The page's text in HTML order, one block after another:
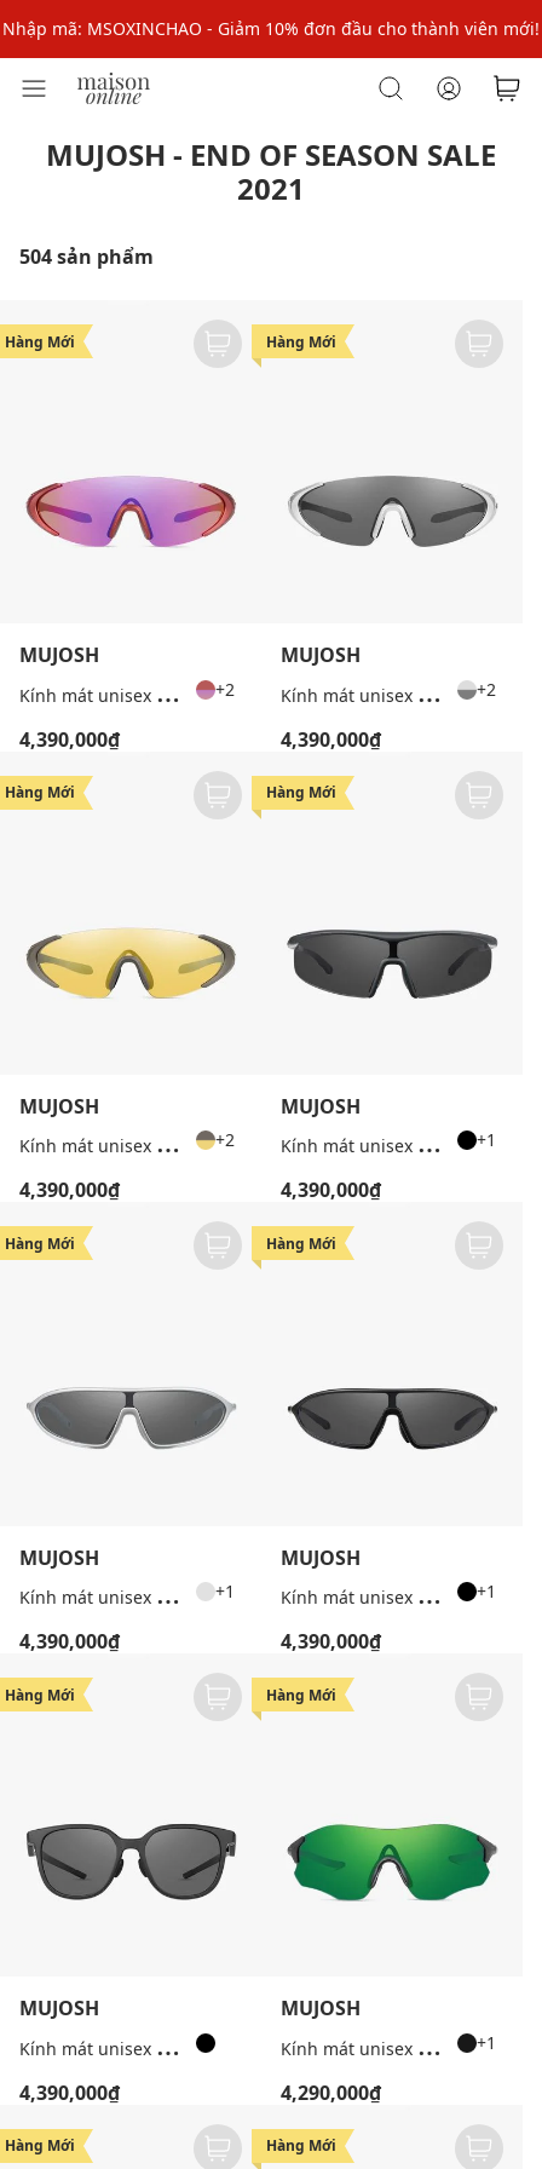
Nhập mã: MSOXINCHAO - Giảm 10% đơn đầu cho thành viên mới!
Nhập mã MSOPAY100: giảm ngay 10% khi thanh toán trực tuyến
MUJOSH - END OF SEASON SALE
2021
504 sản phẩm
Hàng Mới
MUJOSH
K
ính mát unisex gọng oval Wake Up +2
4,390,000₫
Hàng Mới
MUJOSH
K
ính mát unisex gọng oval Wake Up +2
4,390,000₫
Hàng Mới
MUJOSH
K
ính mát unisex gọng oval Wake Up +2
4,390,000₫
Hàng Mới
MUJOSH
K
ính mát unisex gọng chữ nhật Wake Up +1
4,390,000₫
Hàng Mới
MUJOSH
K
ính mát unisex gọng oval Wake Up +1
4,390,000₫
Hàng Mới
MUJOSH
K
ính mát unisex gọng oval Wake Up +1
4,390,000₫
Hàng Mới
MUJOSH
K
ính mát unisex gọng vuông Wake Up
4,390,000₫
Hàng Mới
MUJOSH
K
ính mát unisex gọng đa giác thể thao +1
4,290,000₫
Hàng Mới Hàng Mới